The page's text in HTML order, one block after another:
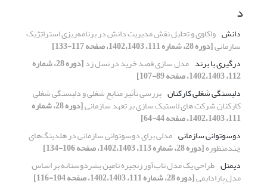
د
دانش واکاوی و تحلیل نقش مدیریت دانش در برنامه‌ریزی استراتژیک
سازمانی[دوره 28، شماره 111، 1402،1403، صفحه 117-133]
درگیری با برند مدل سازی قصد خرید در نسل زد [دوره 28، شماره
112، 1402،1403، صفحه 89-107]
دلبستگی شغلی کارکنان بررسی تأثیر منابع شغلی و دلبستگی شغلی
کارکنان شرکت های لاستیک سازی بر تعهد سازمانی [دوره 28، شماره
111، 1402،1403، صفحه 44-64]
دوسوتوانی سازمانی مدلی برای دوسوتوانی سازمانی در هلدینگ‌های
چندمنظوره[دوره 28، شماره 113، 1402،1403، صفحه 106-134]
دیمتل طراحی یک مدل تاب‌آور زنجیره تامین بشردوستانه بر اساس
مدل پارادایمی[دوره 28، شماره 111، 1402،1403، صفحه 104-116]